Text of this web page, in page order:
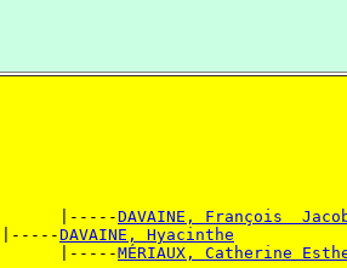
      |-----
DAVAINE, François
|-----DAVAINE, Hyacinthe
      |-----
MÉRIAUX, Catherine